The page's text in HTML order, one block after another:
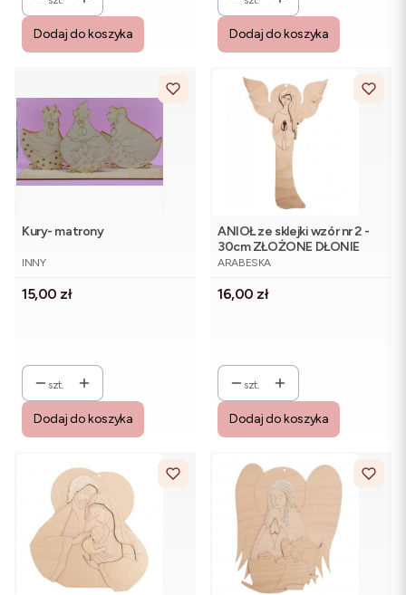
Dodaj do koszyka Dodaj do koszyka
Kury- matrony
PRODUCENT
INNY
Cena
15,00 zł
szt.
Dodaj do koszyka
ANIOŁ ze sklejki wzór nr 2 -
30cm ZŁOŻONE DŁONIE
PRODUCENT
ARABESKA
Cena
16,00 zł
szt.
Dodaj do koszyka